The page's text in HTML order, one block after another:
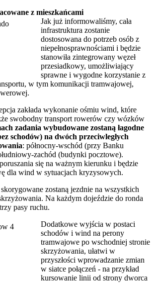
z mieszkańcami
Jak już informowaliśmy, cała
infrastruktura zostanie
dostosowana do potrzeb osób z
niepełnosprawnościami i będzie
stanowiła zintegrowany węzeł
przesiadkowy, umożliwiający
sprawne i wygodne korzystanie z
w tym komunikacji tramwajowej,
zakłada wykonanie ośmiu wind, które
swobodny transport rowerów czy wózków
zadania wybudowane zostaną łagodne
schodów) na dwóch przeciwległych
: północny-wschód (przy Banku
zachód (budynki pocztowe).
się na ważnym kierunku i będzie
dla wind w sytuacjach kryzysowych.
zostaną jezdnie na wszystkich
Na każdym dojeździe do ronda
pasy ruchu.
Dodatkowe wyjścia w postaci
schodów i wind na perony
tramwajowe po wschodniej stronie
skrzyżowania, ułatwi w
przyszłości wprowadzanie zmian
w siatce połączeń - na przykład
kursowanie linii od strony dworca